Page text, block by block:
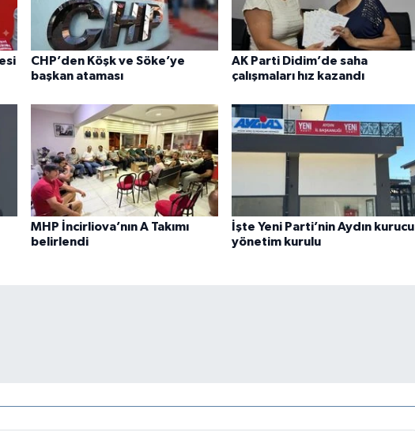
CHP’den Köşk ve Söke’ye
başkan ataması
AK Parti Didim’de saha
çalışmaları hız kazandı
MHP İncirliova’nın A Takımı
belirlendi
İşte Yeni Parti’nin Aydın kurucu
yönetim kurulu